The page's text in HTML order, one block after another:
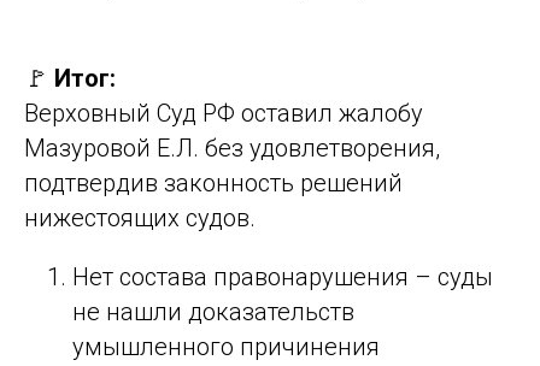
🚩 Итог:
Верховный Суд РФ оставил жалобу
Мазуровой Е.Л. без удовлетворения,
подтвердив законность решений
нижестоящих судов.
Нет состава правонарушения – суды
не нашли доказательств
умышленного причинения